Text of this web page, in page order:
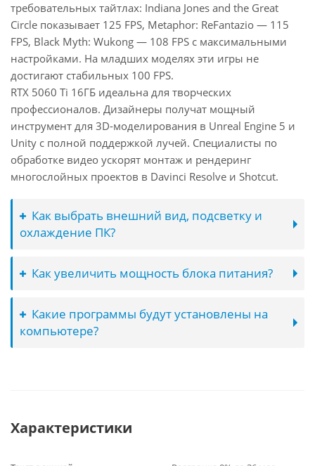
требовательных тайтлах: Indiana Jones and the Great
Circle показывает 125 FPS, Metaphor: ReFantazio — 115
FPS, Black Myth: Wukong — 108 FPS с максимальными
настройками. На младших моделях эти игры не
достигают стабильных 100 FPS.
RTX 5060 Ti 16ГБ идеальна для творческих
профессионалов. Дизайнеры получат мощный
инструмент для 3D-моделирования в Unreal Engine 5 и
Unity с полной поддержкой лучей. Специалисты по
обработке видео ускорят монтаж и рендеринг
многослойных проектов в Davinci Resolve и Shotcut.
Как выбрать внешний вид, подсветку и
охлаждение ПК?
Как увеличить мощность блока питания?
Какие программы будут установлены на
компьютере?
Характеристики